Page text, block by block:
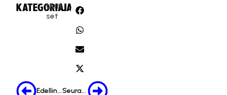
KATEGORIA:
Uuti
set
JAA:
Edellinen Seuraava